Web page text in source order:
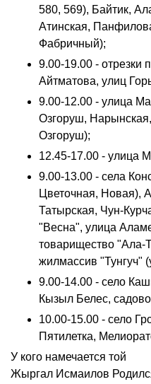
580, 569), Байтик,
Атинская,
Фабричный);
9.00-19.00 - отрезки
Айтматова, улиц
9.00-12.00 - улица
Озгоруш,
Озгоруш);
12.45-17.00 - улица
9.00-13.00 - села
Цветочная, Новая),
Татырская, Чун-
"Весна", улица
товарищество "Ала-
жилмассив "Тунгуч"
9.00-14.00 - село
Кызыл Белес,
10.00-15.00 - село
Пятилетка,
У кого намечается той
Жыргал Исмаилов